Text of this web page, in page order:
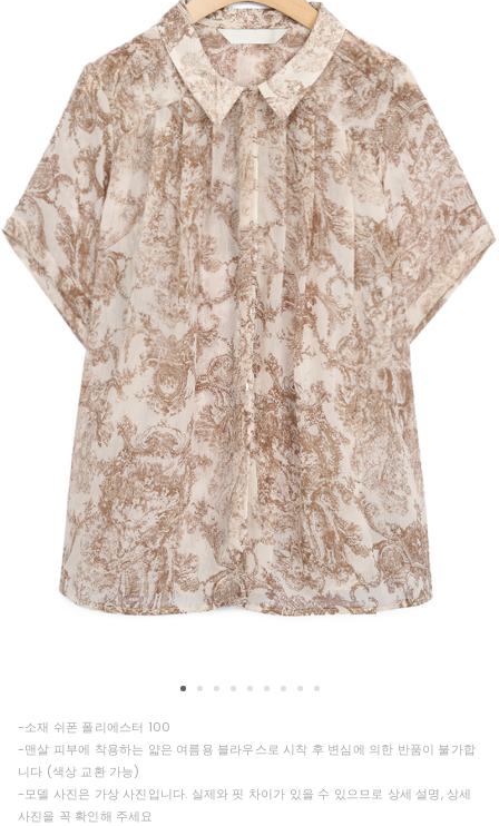
-소재 쉬폰 폴리에스터 100
-맨살 피부에 착용하는 얇은 여름용 블라우스로 시착 후 변심에 의한 반품이 불가합
니다 (색상 교환 가능)
-모델 사진은 가상 사진입니다. 실제와 핏 차이가 있을 수 있으므로 상세 설명, 상세
사진을 꼭 확인해 주세요